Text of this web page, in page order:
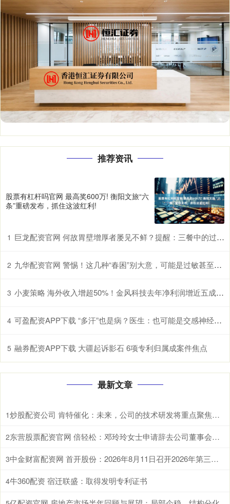
推荐资讯
股票有杠杆吗官网 最高奖600万! 衡阳文旅“六
条”重磅发布，抓住这波红利!
1 巨龙配资官网 何故胃壁增厚者屡见不鲜？提醒：三餐中的过快进食习惯许是诱因
2 九华配资官网 警惕！这几种“春困”别大意，可能是过敏甚至中风前兆
3 小麦策略 海外收入增超50%！金风科技去年净利润增近五成至27亿元
4 可盈配资APP下载 “多汗”也是病？医生：也可能是交感神经过度兴奋所致
5 融券配资APP下载 大疆起诉影石 6项专利归属成案件焦点
最新文章
1 炒股配资公司 肯特催化：未来，公司的技术研发将重点聚焦于现有生产工艺的优化迭代、全新产品开发以及前沿技术市场转化落地
2 东营股票配资官网 倍轻松：邓玲玲女士申请辞去公司董事会秘书职务
3 中金财富配资网 首开股份：2026年8月11日召开2026年第三次临时股东会
4牛360配资 宿迁联盛：取得发明专利证书